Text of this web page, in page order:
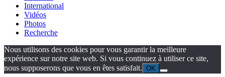
International
Vidéos
Photos
Recherche
Nous utilisons des cookies pour vous garantir la meilleure
expérience sur notre site web. Si vous continuez à utiliser ce site,
nous supposerons que vous en êtes satisfait. OK